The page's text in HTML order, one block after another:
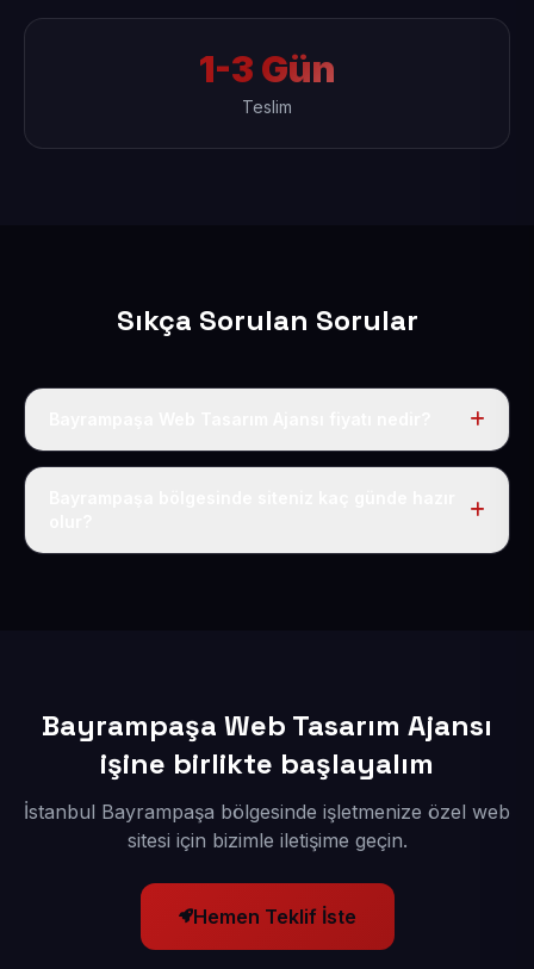
1-3 Gün
Teslim
Sıkça Sorulan Sorular
Tek fiyat uygulanır: yıllık 50 USD + KDV. Bu bedele alan
Bayrampaşa Web Tasarım Ajansı
işine birlikte başlayalım
İstanbul Bayrampaşa bölgesinde işletmenize özel web
sitesi için bizimle iletişime geçin.
Hemen Teklif İste